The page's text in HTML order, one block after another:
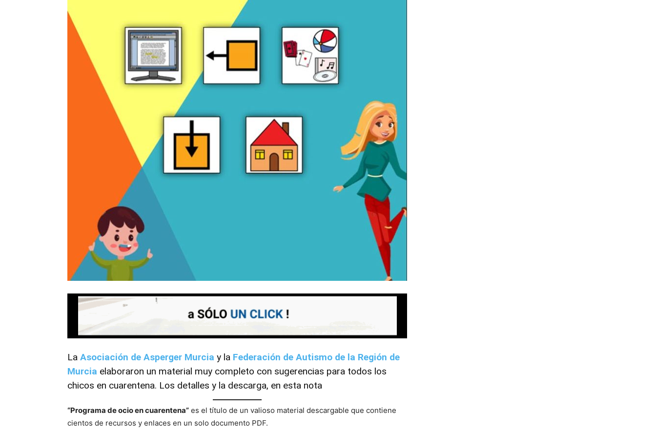
La Asociación de Asperger Murcia y la Federación de Autismo de la Región de
Murcia elaboraron un material muy completo con sugerencias para todos los
chicos en cuarentena. Los detalles y la descarga, en esta nota
“Programa de ocio en cuarentena” es el título de un valioso material descargable que contiene
cientos de recursos y enlaces en un solo documento PDF.